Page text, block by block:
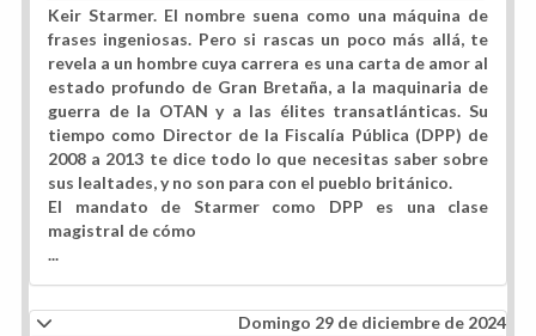
Keir Starmer. El nombre suena como una máquina de
frases ingeniosas. Pero si rascas un poco más allá, te
revela a un hombre cuya carrera es una carta de amor al
estado profundo de Gran Bretaña, a la maquinaria de
guerra de la OTAN y a las élites transatlánticas. Su
tiempo como Director de la Fiscalía Pública (DPP) de
2008 a 2013 te dice todo lo que necesitas saber sobre
sus lealtades, y no son para con el pueblo británico.
El mandato de Starmer como DPP es una clase
magistral de cómo
...
Domingo 29 de diciembre de 2024